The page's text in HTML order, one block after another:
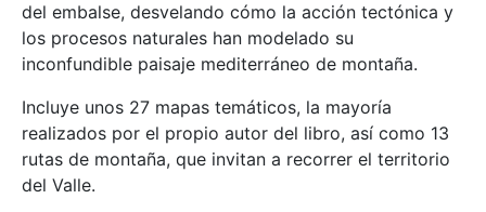
del embalse, desvelando cómo la acción tectónica y
los procesos naturales han modelado su
inconfundible paisaje mediterráneo de montaña.
Incluye unos 27 mapas temáticos, la mayoría
realizados por el propio autor del libro, así como 13
rutas de montaña, que invitan a recorrer el territorio
del Valle.